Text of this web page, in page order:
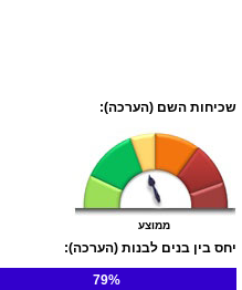
שכיחות השם (הערכה):
ממוצע
יחס בין בנים לבנות (הערכה):
79%